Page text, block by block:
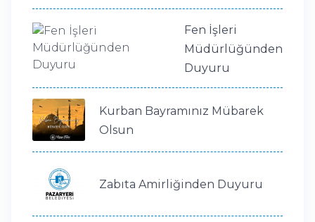
Fen İşleri
Müdürlüğünden
Duyuru
Kurban Bayramınız Mübarek
Olsun
Zabıta Amirliğinden Duyuru